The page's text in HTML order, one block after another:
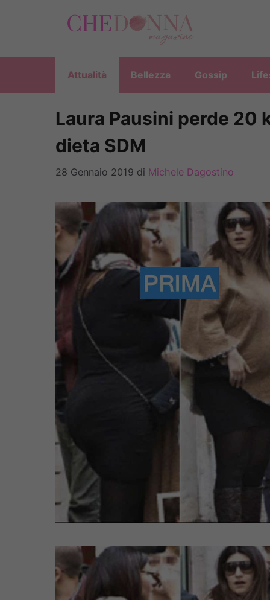
Attualità Bellezza Gossip
Laura Pausini perde 20
dieta SDM
28 Gennaio 2019 di Michele Dagostino